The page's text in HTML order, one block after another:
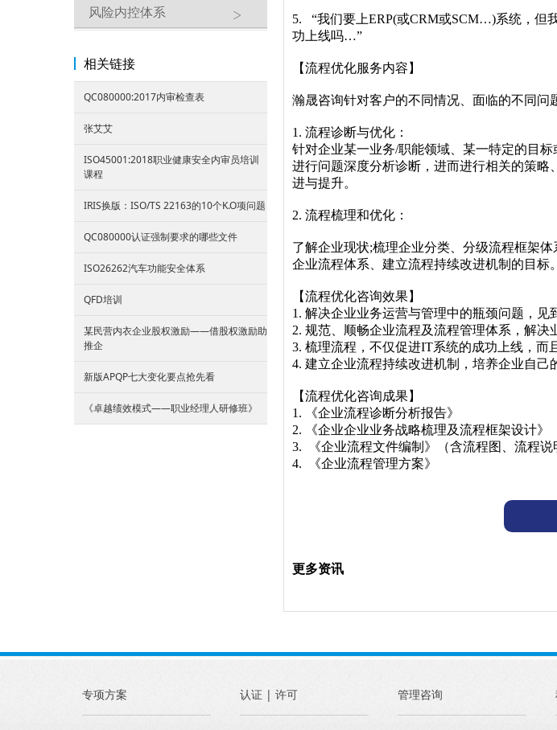
风险内控体系
相关链接
QC080000:2017内审检查表
张艾艾
ISO45001:2018职业健康安全内审员培训
课程
IRIS换版：ISO/TS 22163的10个K.O项问题
QC080000认证强制要求的哪些文件
ISO26262汽车功能安全体系
QFD培训
某民营内衣企业股权激励——借股权激励助
推企
新版APQP七大变化要点抢先看
《卓越绩效模式——职业经理人研修班》
5. “我们要上ERP(或CRM或SCM…)系统，但
功上线吗…”
【流程优化服务内容】
瀚晟咨询针对客户的不同情况、面临的不同问
1. 流程诊断与优化：
针对企业某一业务/职能领域、某一特定的目
进行问题深度分析诊断，进而进行相关的策
进与提升。
2. 流程梳理和优化：
了解企业现状;梳理企业分类、分级流程框架
企业流程体系、建立流程持续改进机制的目标。
【流程优化咨询效果】
1. 解决企业业务运营与管理中的瓶颈问题，见
2. 规范、顺畅企业流程及流程管理体系，解决
3. 梳理流程，不仅促进IT系统的成功上线，而
4. 建立企业流程持续改进机制，培养企业自己
【流程优化咨询成果】
1. 《企业流程诊断分析报告》
2. 《企业企业业务战略梳理及流程框架设计》
3. 《企业流程文件编制》（含流程图、流程说
4. 《企业流程管理方案》
更多资讯
专项方案 认证 | 许可 管理咨询